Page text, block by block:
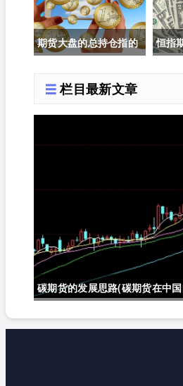
期货大盘的总持仓指的
的是什么)
恒指
栏目最新文章
碳期货的发展思路(碳期货在中